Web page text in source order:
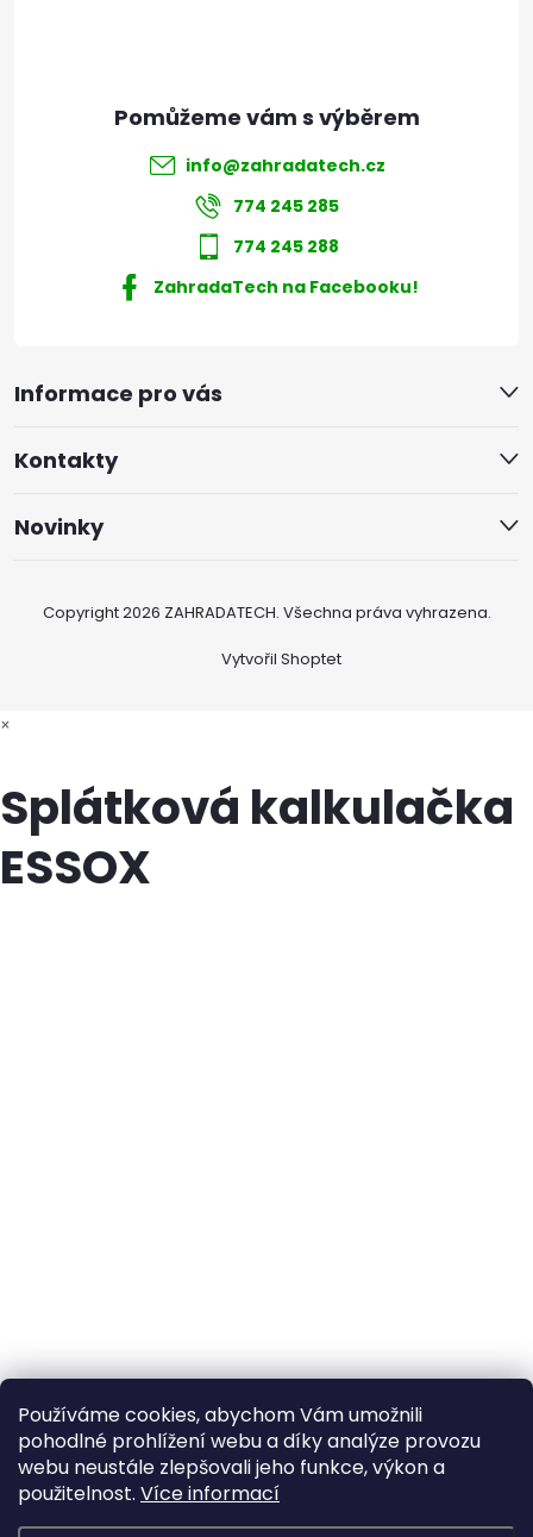
Používáme cookies, abychom Vám umožnili
pohodlné prohlížení webu a díky analýze provozu
webu neustále zlepšovali jeho funkce, výkon a
použitelnost. Více informací
Informace pro vás
Kontakty
Novinky
info@zahradatech.cz
774 245 285
774 245 288
ZahradaTech na Facebooku!
Vytvořil Shoptet
Copyright 2026 ZAHRADATECH. Všechna práva vyhrazena.
×
Splátková kalkulačka
ESSOX